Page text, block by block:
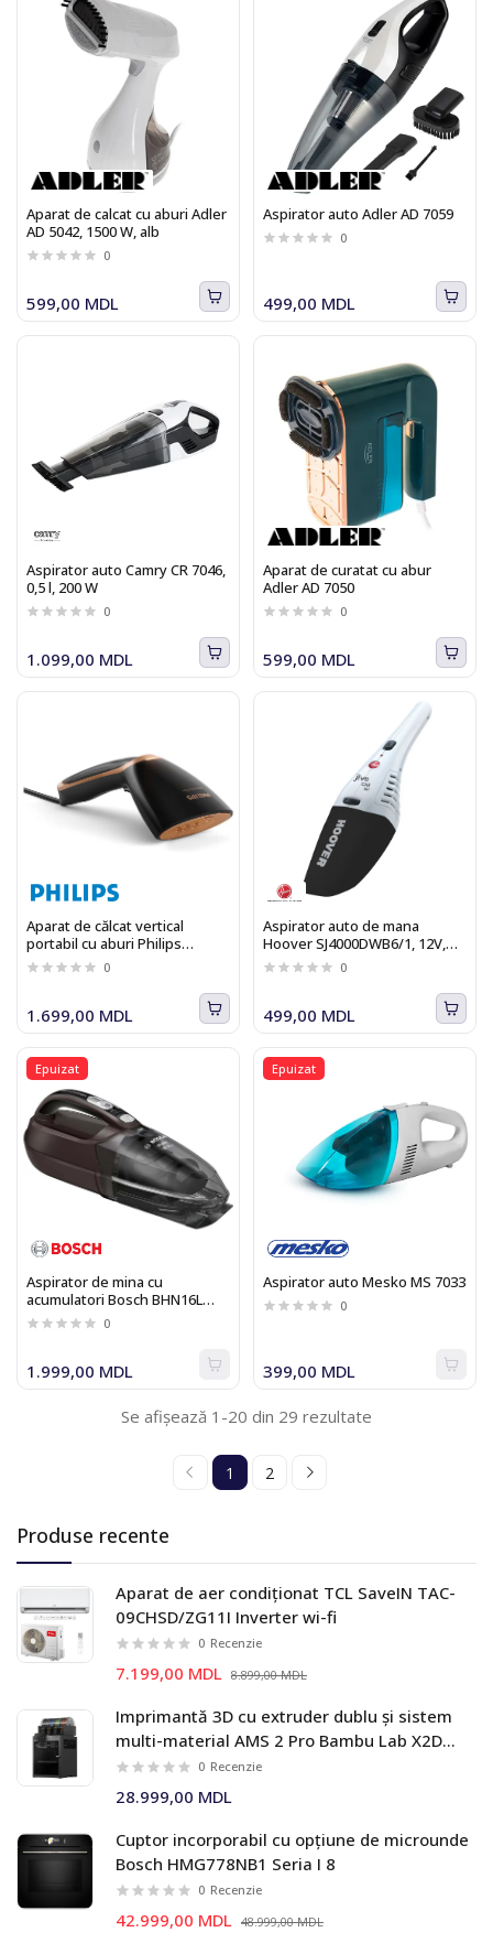
Produse recente
Aparat de aer condiționat TCL SaveIN TAC-
09CHSD/ZG11I Inverter wi-fi
0 Recenzie
7.199,00 MDL 8.899,00 MDL
Imprimantă 3D cu extruder dublu și sistem
multi-material AMS 2 Pro Bambu Lab X2D
Combo
0 Recenzie
28.999,00 MDL
Cuptor incorporabil cu opțiune de microunde
Bosch HMG778NB1 Seria I 8
0 Recenzie
42.999,00 MDL 48.999,00 MDL
Aparat de calcat cu aburi Adler
AD 5042, 1500 W, alb
0
599,00 MDL
Aspirator auto Adler AD 7059
0
499,00 MDL
Aspirator auto Camry CR 7046,
0,5 l, 200 W
0
1.099,00 MDL
Aparat de curatat cu abur
Adler AD 7050
0
599,00 MDL
Aparat de călcat vertical
portabil cu aburi Philips
GC362/80 Steam&amp;Go
0
1.699,00 MDL
Aspirator auto de mana
Hoover SJ4000DWB6/1, 12V,
0.3 l, Microfiltru Lavabil, Alb/
Negru
0
499,00 MDL
Epuizat
Aspirator de mina cu
acumulatori Bosch BHN16L
Move Lithium 16V
0
1.999,00 MDL
Epuizat
Aspirator auto Mesko MS 7033
0
399,00 MDL
Se afișează 1-20 din 29 rezultate
1 2